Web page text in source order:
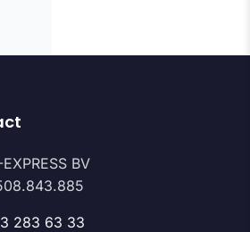
BV
283 63 33